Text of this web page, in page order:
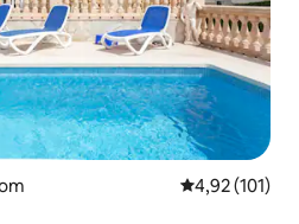
Évaluation
4,92 (101)